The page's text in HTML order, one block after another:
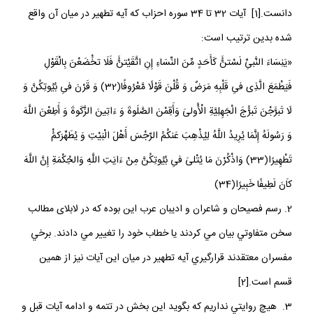
دانست.[1] آيات 32 تا 34 سوره احزاب كه آيه تطهير در ميان آن واقع
شده بدين ترتيب است:
«يَنِسَاءَ النَّبىِ‏ِّ لَسْتنُ‏َّ كَأَحَدٍ مِّنَ النِّسَاءِ إِنِ اتَّقَيْتنُ‏َّ فَلَا تخَْضَعْنَ بِالْقَوْلِ
فَيَطْمَعَ الَّذِى فىِ قَلْبِهِ مَرَضٌ وَ قُلْنَ قَوْلًا مَّعْرُوفًا(32) وَ قَرْنَ فىِ بُيُوتِكُنَّ وَ
لَا تَبرََّجْنَ تَبرَُّجَ الْجَهِلِيَّةِ الْأُولىَ‏ وَأَقِمْنَ الصَّلَوةَ وَ ءَاتِينَ الزَّكَوةَ وَ أَطِعْنَ اللَّهَ
وَ رَسُولَهُ إِنَّمَا يُرِيدُ اللَّهُ لِيُذْهِبَ عَنكُمُ الرِّجْسَ أَهْلَ الْبَيْتِ وَ يُطَهِّرَكمُ‏ْ
تَطْهِيرًا(33) وَاذْكُرْنَ مَا يُتْلىَ‏ فىِ بُيُوتِكُنَّ مِنْ ءَايَتِ اللَّهِ وَالحِْكْمَةِ إِنَّ اللَّهَ
كاَنَ لَطِيفًا خَبِيرًا(34)
2. رسم فصيحان و شاعران و اديبان عرب اين بوده كه در لابلاى مطالب
سخن متفاوتي بيان مي كردند يا خطاب خود را تغيير مي دادند. برخي
مفسران معتقدند قرارگيري آيه تطهير در ميان اين آيات نيز از همين
قسم است.[2]
3. هيچ روايتي نداريم كه بگويد اين بخش در تتمه و ادامه آيات قبل و